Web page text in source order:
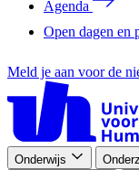
Agenda
Open dagen en
Meld je aan voor de
Onderwijs